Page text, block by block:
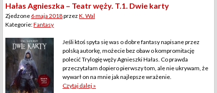
Hałas Agnieszka – Teatr węży. T.1. Dwie karty
Zjedzone 6 maja 2018przez K. Wal
Kategorie:Fantasy
Jeśli ktoś spyta się was o dobre fantasy napisane przez
polską autorkę, możecie bez obaw o kompromitację
polecić Trylogię węży Agnieszki Hałas. Co prawda
przeczytałam dopiero pierwszy tom, ale nie ukrywam, że
wywarł on na mnie jak najlepsze wrażenie.
Czytaj dalej »